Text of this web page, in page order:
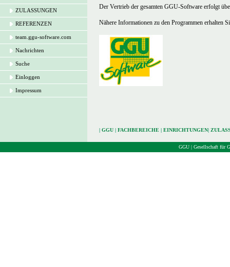
ZULASSUNGEN
REFERENZEN
team.ggu-software.com
Nachrichten
Suche
Einloggen
Impressum
Der Vertrieb der gesamten GGU-Software erfolgt
Nähere Informationen zu den Programmen erhalten
| GGU | FACHBEREICHE | EINRICHTUNGEN|
GGU | Gesellschaft für